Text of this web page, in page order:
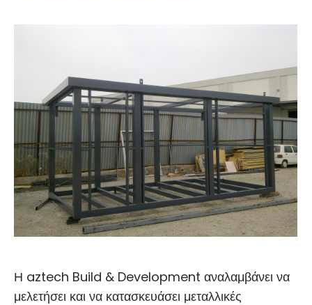
Η aztech Build & Development αναλαμβάνει να
μελετήσει και να κατασκευάσει μεταλλικές